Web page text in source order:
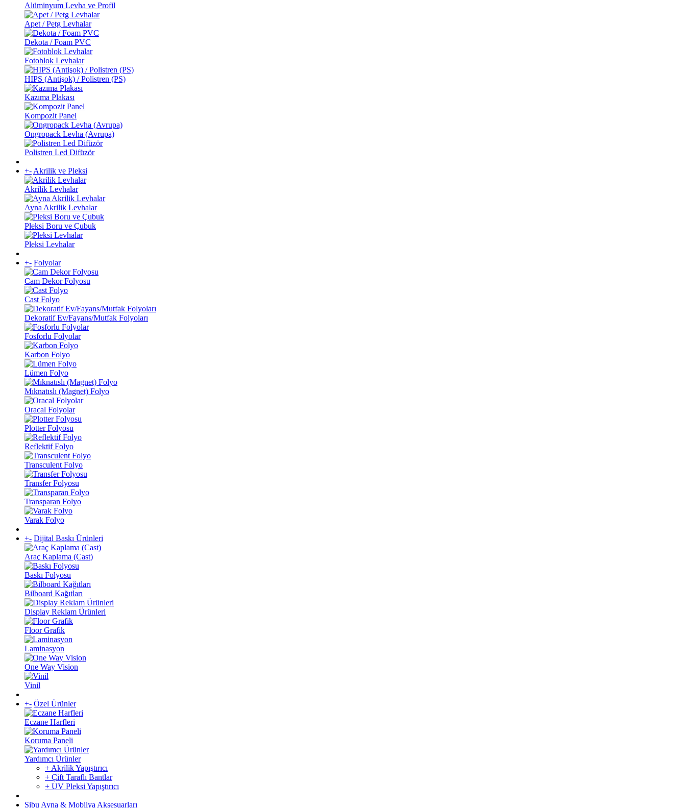
Alüminyum Levha ve Profil
Apet / Petg Levhalar
Dekota / Foam PVC
Fotoblok Levhalar
HIPS (Antişok) / Polistren (PS)
Kazıma Plakası
Kompozit Panel
Ongropack Levha (Avrupa)
Polistren Led Difüzör
+- Akrilik ve Pleksi
Akrilik Levhalar
Ayna Akrilik Levhalar
Pleksi Boru ve Çubuk
Pleksi Levhalar
+- Folyolar
Cam Dekor Folyosu
Cast Folyo
Dekoratif Ev/Fayans/Mutfak Folyoları
Fosforlu Folyolar
Karbon Folyo
Lümen Folyo
Mıknatıslı (Magnet) Folyo
Oracal Folyolar
Plotter Folyosu
Reflektif Folyo
Transculent Folyo
Transfer Folyosu
Transparan Folyo
Varak Folyo
+- Dijital Baskı Ürünleri
Araç Kaplama (Cast)
Baskı Folyosu
Bilboard Kağıtları
Display Reklam Ürünleri
Floor Grafik
Laminasyon
One Way Vision
Vinil
+- Özel Ürünler
Eczane Harfleri
Koruma Paneli
Yardımcı Ürünler
+ Akrilik Yapıştırıcı
+ Çift Taraflı Bantlar
+ UV Pleksi Yapıştırıcı
Sibu Ayna & Mobilya Aksesuarları